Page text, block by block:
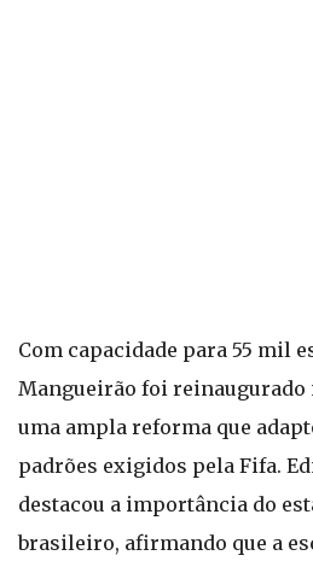
Com capacidade para 55 mil
Mangueirão foi reinaugurado
uma ampla reforma que
padrões exigidos pela Fifa.
destacou a importância do
brasileiro, afirmando que a